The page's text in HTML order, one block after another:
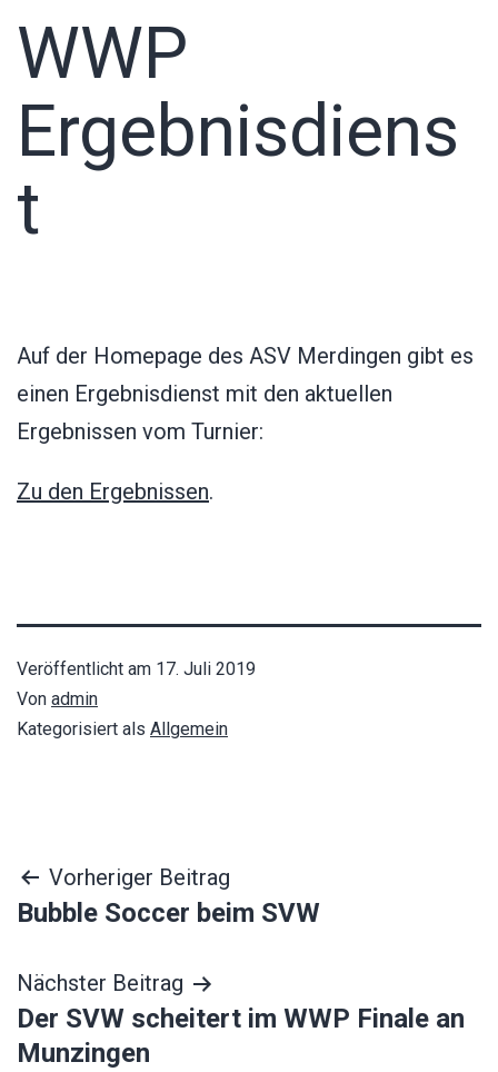
WWP
Ergebnisdiens
t
Auf der Homepage des ASV Merdingen gibt es
einen Ergebnisdienst mit den aktuellen
Ergebnissen vom Turnier:
Zu den Ergebnissen.
Veröffentlicht am 17. Juli 2019
Von admin
Kategorisiert als Allgemein
Beitragsnavigation
Vorheriger Beitrag
Bubble Soccer beim SVW
Nächster Beitrag
Der SVW scheitert im WWP Finale an
Munzingen